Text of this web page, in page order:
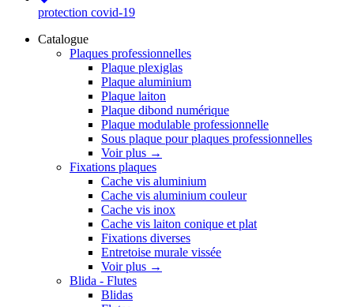
protection covid-19
Catalogue
Plaques professionnelles
Plaque plexiglas
Plaque aluminium
Plaque laiton
Plaque dibond numérique
Plaque modulable professionnelle
Sous plaque pour plaques professionnelles
Voir plus →
Fixations plaques
Cache vis aluminium
Cache vis aluminium couleur
Cache vis inox
Cache vis laiton conique et plat
Fixations diverses
Entretoise murale vissée
Voir plus →
Blida - Flutes
Blidas